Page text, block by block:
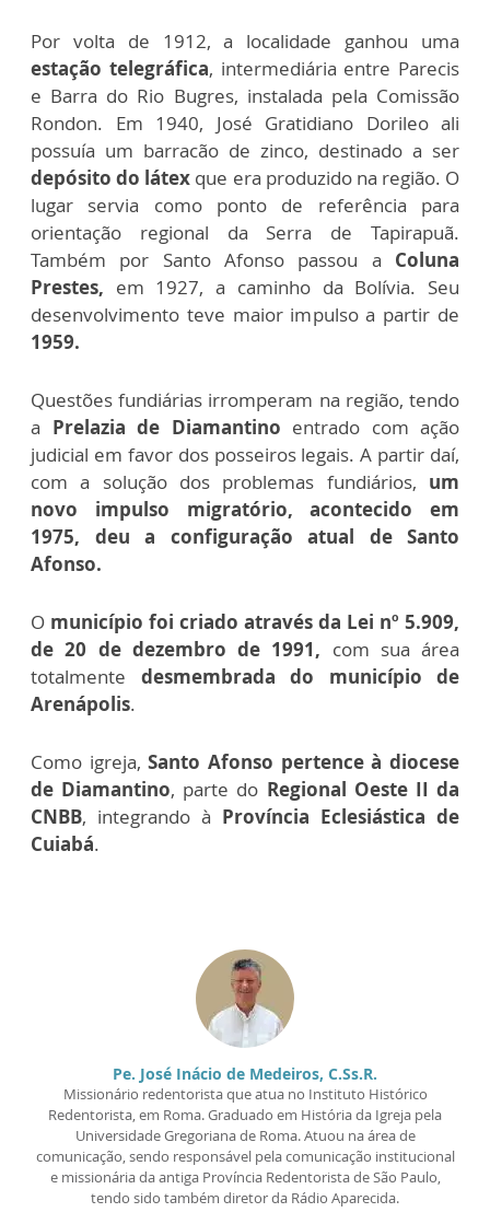
Por volta de 1912, a localidade ganhou uma
estação telegráfica, intermediária entre Parecis
e Barra do Rio Bugres, instalada pela Comissão
Rondon. Em 1940, José Gratidiano Dorileo ali
possuía um barracão de zinco, destinado a ser
depósito do látex que era produzido na região. O
lugar servia como ponto de referência para
orientação regional da Serra de Tapirapuã.
Também por Santo Afonso passou a Coluna
Prestes, em 1927, a caminho da Bolívia. Seu
desenvolvimento teve maior impulso a partir de
1959.
Questões fundiárias irromperam na região, tendo
a Prelazia de Diamantino entrado com ação
judicial em favor dos posseiros legais. A partir daí,
com a solução dos problemas fundiários, um
novo impulso migratório, acontecido em
1975, deu a configuração atual de Santo
Afonso.
O município foi criado através da Lei nº 5.909,
de 20 de dezembro de 1991, com sua área
totalmente desmembrada do município de
Arenápolis.
Como igreja,Santo Afonso pertence à diocese
de Diamantino, parte do Regional Oeste II da
CNBB, integrando à Província Eclesiástica de
Cuiabá.
Pe. José Inácio de Medeiros, C.Ss.R.
Missionário redentorista que atua no Instituto Histórico
Redentorista, em Roma. Graduado em História da Igreja pela
Universidade Gregoriana de Roma. Atuou na área de
comunicação, sendo responsável pela comunicação institucional
e missionária da antiga Província Redentorista de São Paulo,
tendo sido também diretor da Rádio Aparecida.